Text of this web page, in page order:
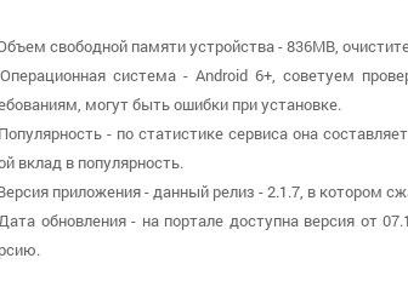
свободной памяти устройства - 836MB,
система - Android 6+, советуем
могут быть ошибки при установке.
- по статистике сервиса она
вклад в популярность.
приложения - данный релиз - 2.1.7, в котором
обновления - на портале доступна версия от